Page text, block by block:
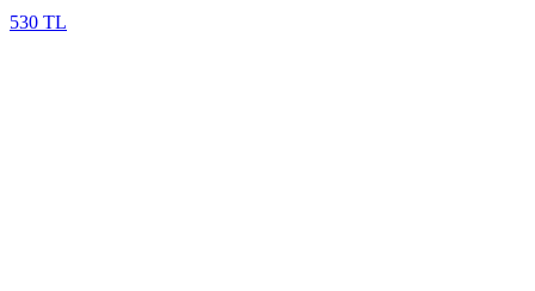
530 TL